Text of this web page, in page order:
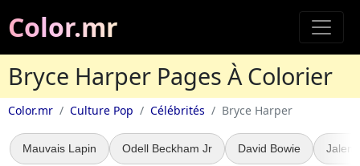
Color.mr
Bryce Harper Pages À Colorier
Color.mr Culture Pop Célébrités Bryce Harper
Mauvais Lapin Odell Beckham Jr David Bowie Jalen